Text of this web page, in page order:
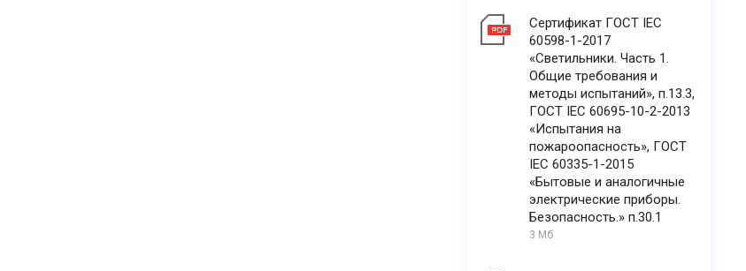
Сертификат ГОСТ IEC
60598-1-2017
«Светильники. Часть 1.
Общие требования и
методы испытаний», п.13.3,
ГОСТ IEC 60695-10-2-2013
«Испытания на
пожароопасность», ГОСТ
IEC 60335-1-2015
«Бытовые и аналогичные
электрические приборы.
Безопасность.» п.30.1
3 Мб